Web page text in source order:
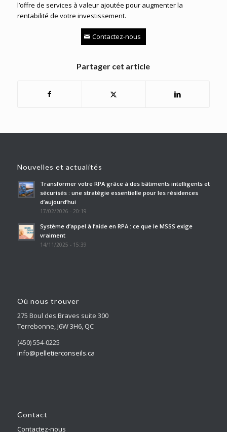
l’offre de services à valeur ajoutée pour augmenter la
rentabilité de votre investissement.
Contactez-nous
Partager cet article
Nouvelles et actualités
Transformer votre RPA grâce à des bâtiments intelligents et
sécurisés : une stratégie essentielle pour les résidences
d’aujourd’hui
17/02/2026 - 20:19
Système d’appel à l’aide en RPA : ce que le MSSS exige
vraiment
14/11/2025 - 15:39
Où nous trouver
275 Boul des Braves suite 300
Terrebonne, J6W 3H6, QC
(450) 554-0225
info@pelletierconseils.ca
Contact
Contactez-nous